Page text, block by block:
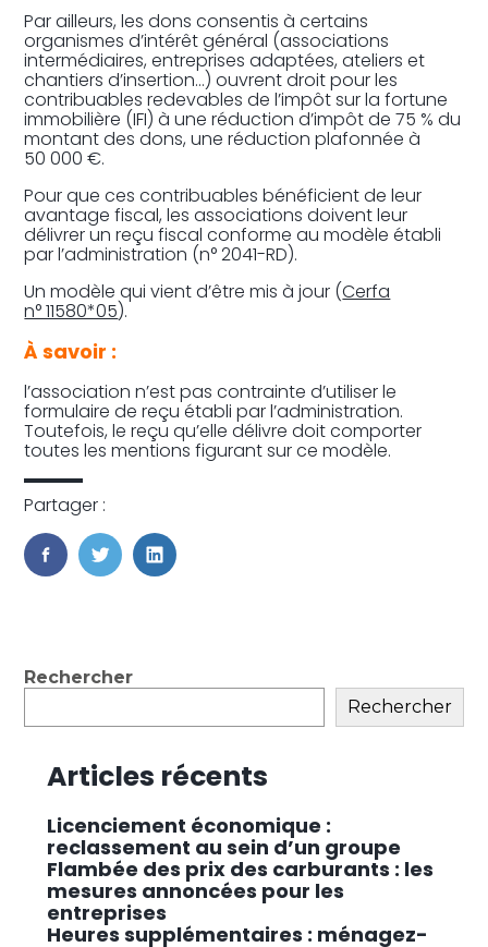
Par ailleurs, les dons consentis à certains
organismes d’intérêt général (associations
intermédiaires, entreprises adaptées, ateliers et
chantiers d’insertion…) ouvrent droit pour les
contribuables redevables de l’impôt sur la fortune
immobilière (IFI) à une réduction d’impôt de 75 % du
montant des dons, une réduction plafonnée à
50 000 €.
Pour que ces contribuables bénéficient de leur
avantage fiscal, les associations doivent leur
délivrer un reçu fiscal conforme au modèle établi
par l’administration (n° 2041-RD).
Un modèle qui vient d’être mis à jour (Cerfa
n° 11580*05).
À savoir :
l’association n’est pas contrainte d’utiliser le
formulaire de reçu établi par l’administration.
Toutefois, le reçu qu’elle délivre doit comporter
toutes les mentions figurant sur ce modèle.
Partager :
FaceBook
TwitterLinkedIn
Blog
Rechercher
Rechercher
Articles récents
Licenciement économique :
reclassement au sein d’un groupe
Flambée des prix des carburants : les
mesures annoncées pour les
entreprises
Heures supplémentaires : ménagez-